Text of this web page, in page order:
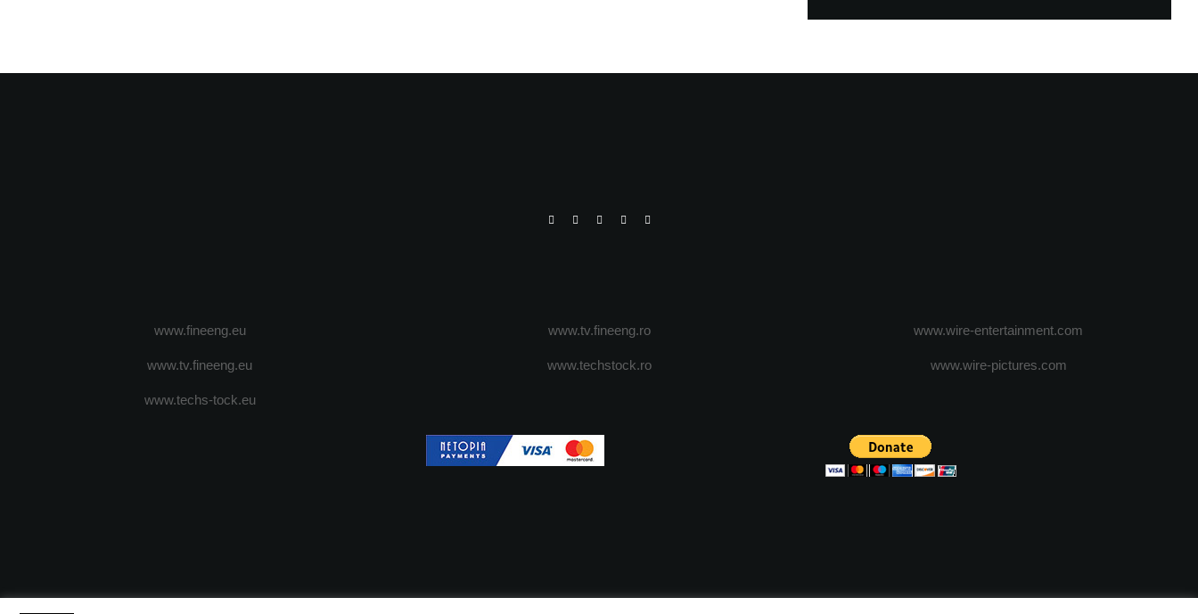
www.fineeng.eu
www.tv.fineeng.eu
www.techs-tock.eu
www.tv.fineeng.ro
www.techstock.ro
www.wire-entertainment.com
www.wire-pictures.com